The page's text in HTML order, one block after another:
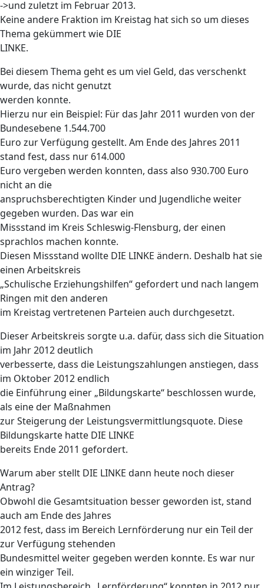
->und zuletzt im Februar 2013.
Keine andere Fraktion im Kreistag hat sich so um dieses
Thema gekümmert wie DIE
LINKE.
Bei diesem Thema geht es um viel Geld, das verschenkt
wurde, das nicht genutzt
werden konnte.
Hierzu nur ein Beispiel: Für das Jahr 2011 wurden von der
Bundesebene 1.544.700
Euro zur Verfügung gestellt. Am Ende des Jahres 2011
stand fest, dass nur 614.000
Euro vergeben werden konnten, dass also 930.700 Euro
nicht an die
anspruchsberechtigten Kinder und Jugendliche weiter
gegeben wurden. Das war ein
Missstand im Kreis Schleswig-Flensburg, der einen
sprachlos machen konnte.
Diesen Missstand wollte DIE LINKE ändern. Deshalb hat sie
einen Arbeitskreis
„Schulische Erziehungshilfen“ gefordert und nach langem
Ringen mit den anderen
im Kreistag vertretenen Parteien auch durchgesetzt.
Dieser Arbeitskreis sorgte u.a. dafür, dass sich die Situation
im Jahr 2012 deutlich
verbesserte, dass die Leistungszahlungen anstiegen, dass
im Oktober 2012 endlich
die Einführung einer „Bildungskarte“ beschlossen wurde,
als eine der Maßnahmen
zur Steigerung der Leistungsvermittlungsquote. Diese
Bildungskarte hatte DIE LINKE
bereits Ende 2011 gefordert.
Warum aber stellt DIE LINKE dann heute noch dieser
Antrag?
Obwohl die Gesamtsituation besser geworden ist, stand
auch am Ende des Jahres
2012 fest, dass im Bereich Lernförderung nur ein Teil der
zur Verfügung stehenden
Bundesmittel weiter gegeben werden konnte. Es war nur
ein winziger Teil.